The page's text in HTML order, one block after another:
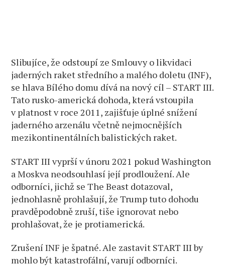
Slibujíce, že odstoupí ze Smlouvy o likvidaci
jaderných raket středního a malého doletu (INF),
se hlava Bílého domu dívá na nový cíl – START III.
Tato rusko-americká dohoda, která vstoupila
v platnost v roce 2011, zajišťuje úplné snížení
jaderného arzenálu včetně nejmocnějších
mezikontinentálních balistických raket.
START III vyprší v únoru 2021 pokud Washington
a Moskva neodsouhlasí její prodloužení. Ale
odborníci, jichž se The Beast dotazoval,
jednohlasně prohlašují, že Trump tuto dohodu
pravděpodobně zruší, tiše ignorovat nebo
prohlašovat, že je protiamerická.
Zrušení INF je špatné. Ale zastavit START III by
mohlo být katastrofální, varují odborníci.